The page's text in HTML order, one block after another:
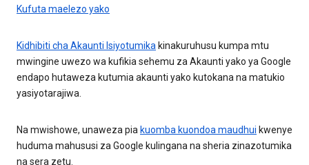
Kufuta maelezo yako
Kidhibiti cha Akaunti Isiyotumika kinakuruhusu kumpa mtu
mwingine uwezo wa kufikia sehemu za Akaunti yako ya Google
endapo hutaweza kutumia akaunti yako kutokana na matukio
yasiyotarajiwa.
Na mwishowe, unaweza pia kuomba kuondoa maudhui kwenye
huduma mahususi za Google kulingana na sheria zinazotumika
na sera zetu.